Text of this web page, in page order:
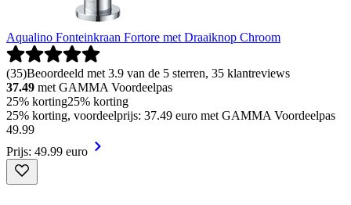
Aqualino Fonteinkraan Fortore met Draaiknop Chroom
(35)Beoordeeld met 3.9 van de 5 sterren, 35 klantreviews
37.49 met GAMMA Voordeelpas
25% korting25% korting
25% korting, voordeelprijs: 37.49 euro met GAMMA Voordeelpas
49.99
Prijs: 49.99 euro